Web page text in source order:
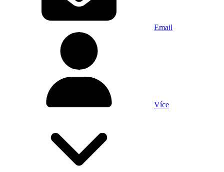
Email
Více